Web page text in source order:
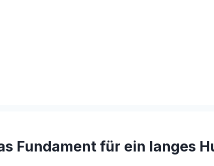
Fundament für ein langes